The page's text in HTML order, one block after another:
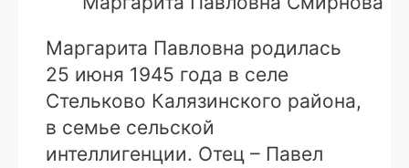
Маргарита Павловна родилась
25 июня 1945 года в селе
Стельково Калязинского района,
в семье сельской
интеллигенции. Отец – Павел